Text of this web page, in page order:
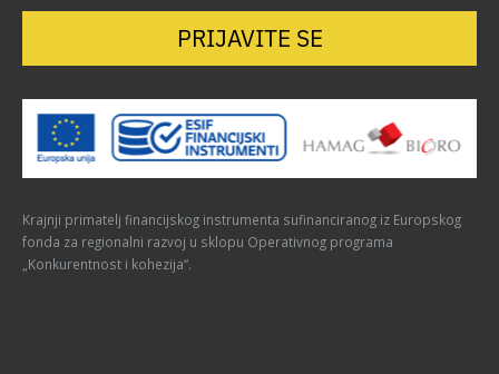
PRIJAVITE SE
Krajnji primatelj financijskog instrumenta sufinanciranog iz Europskog
fonda za regionalni razvoj u sklopu Operativnog programa
„Konkurentnost i kohezija“.